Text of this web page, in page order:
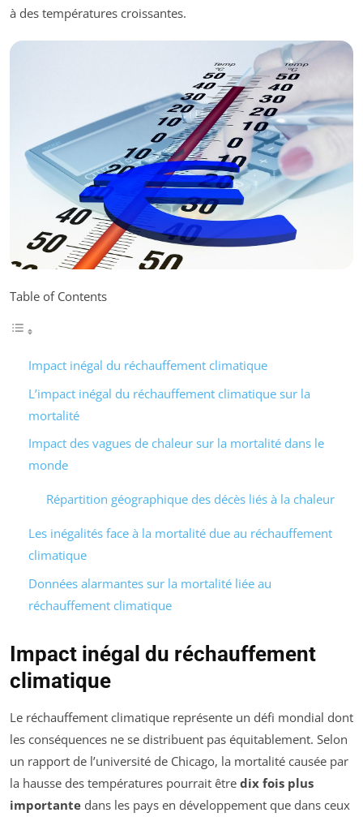
à des températures croissantes.
Table of Contents
Impact inégal du réchauffement climatique
L’impact inégal du réchauffement climatique sur la
mortalité
Impact des vagues de chaleur sur la mortalité dans le
monde
Répartition géographique des décès liés à la chaleur
Les inégalités face à la mortalité due au réchauffement
climatique
Données alarmantes sur la mortalité liée au
réchauffement climatique
Impact inégal du réchauffement
climatique
Le réchauffement climatique représente un défi mondial dont
les conséquences ne se distribuent pas équitablement. Selon
un rapport de l’université de Chicago, la mortalité causée par
la hausse des températures pourrait être dix fois plus
importante dans les pays en développement que dans ceux